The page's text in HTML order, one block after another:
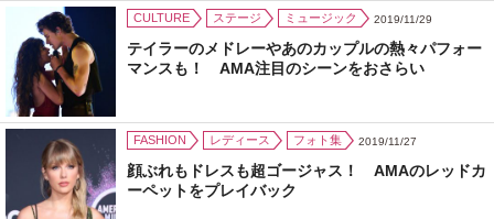
CULTURE ステージ ミュージック 2019/11/29
テイラーのメドレーやあのカップルの熱々パフォー
マンスも！ AMA注目のシーンをおさらい
FASHION レディース フォト集 2019/11/27
顔ぶれもドレスも超ゴージャス！ AMAのレッドカ
ーペットをプレイバック